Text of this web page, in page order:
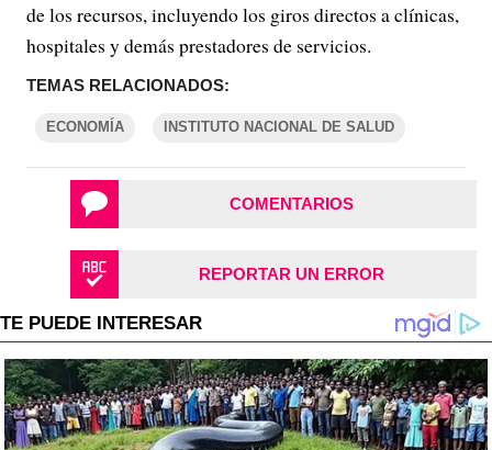
de los recursos, incluyendo los giros directos a clínicas,
hospitales y demás prestadores de servicios.
TEMAS RELACIONADOS:
ECONOMÍA INSTITUTO NACIONAL DE SALUD
COMENTARIOS
REPORTAR UN ERROR